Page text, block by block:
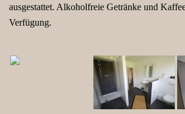
ausgestattet. Alkoholfreie Getränke und
Verfügung.